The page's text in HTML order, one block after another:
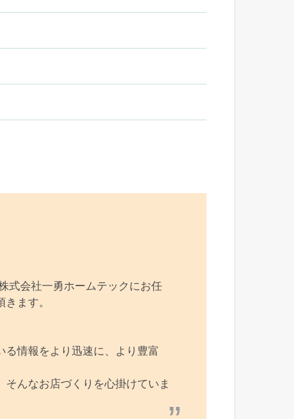
式会社一勇ホームテックにお任
ます。
情報をより迅速に、より豊富
んなお店づくりを心掛けていま